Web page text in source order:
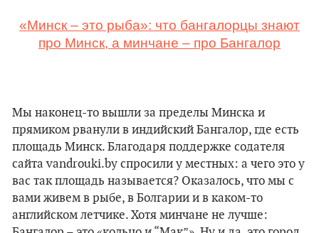
«Минск – это рыба»: что бангалорцы знают
про Минск, а минчане – про Бангалор
Мы наконец-то вышли за пределы Минска и
прямиком рванули в индийский Бангалор, где есть
площадь Минск. Благодаря поддержке содателя
сайта vandrouki.by спросили у местных: а чего это у
вас так площадь называется? Оказалось, что мы с
вами живем в рыбе, в Болгарии и в каком-то
английском летчике. Хотя минчане не лучше: